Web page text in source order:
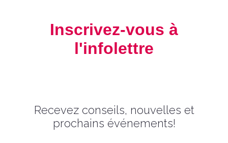
Inscrivez-vous à
l'infolettre
Recevez conseils, nouvelles et
prochains événements!